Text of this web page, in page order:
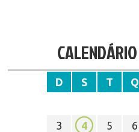
CALENDÁRIO
D S T Q
3
4 5 6